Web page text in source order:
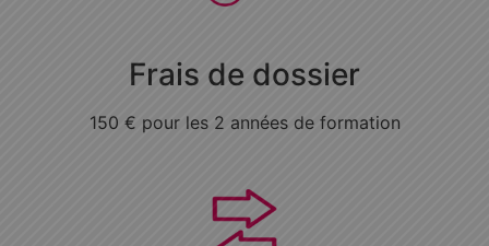
Frais de dossier
150 € pour les 2 années de formation